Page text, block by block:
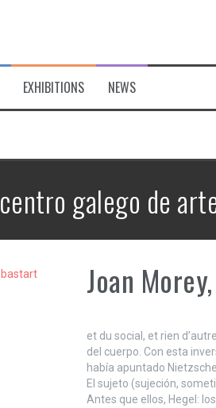
EXHIBITIONS NEWS
centro galego de
Joan
Il n’y
et du social, et rien
del cuerpo. Con esta
había apuntado
El sujeto (sujeción,
Antes que ellos, Hegel: